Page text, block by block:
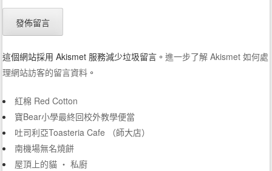
這個網站採用 Akismet 服務減少垃圾留言。進一步了解 Akismet 如何處
理網站訪客的留言資料 。
紅棉 Red Cotton
寶Bear小學最終回校外教學便當
吐司利亞Toasteria Cafe （師大店）
南機場無名燒餅
屋頂上的貓 ‧ 私廚